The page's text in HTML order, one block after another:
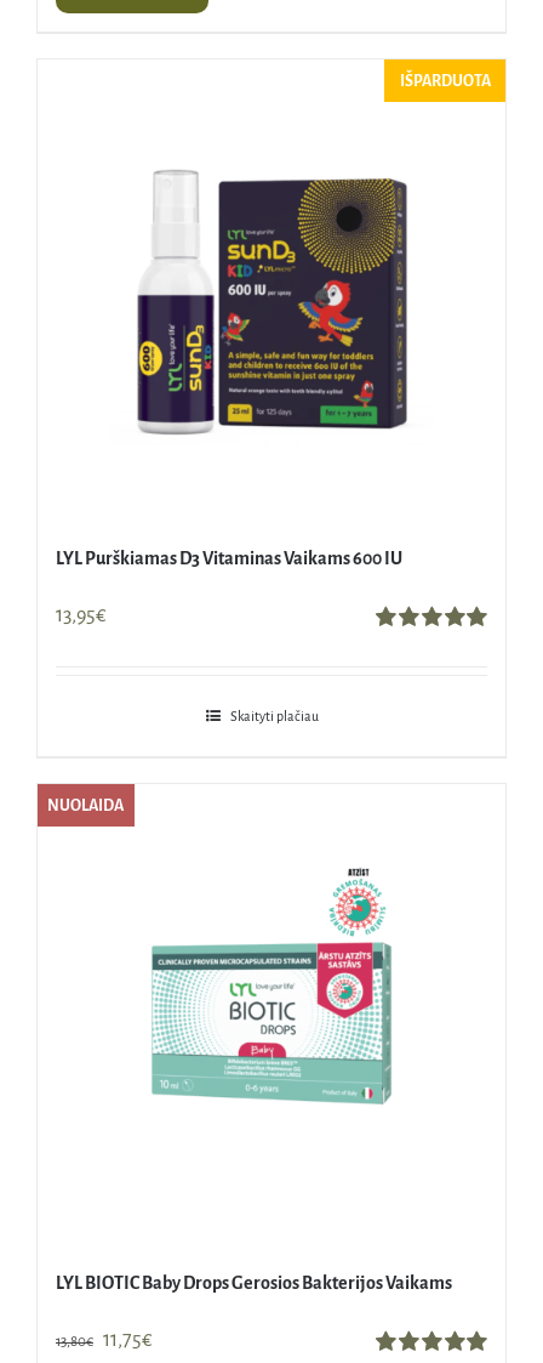
IŠPARDUOTA
LYL Purškiamas D3 Vitaminas Vaikams 600 IU
13,95€
Skaityti plačiau
NUOLAIDA
LYL BIOTIC Baby Drops Gerosios Bakterijos Vaikams
13,80€
Original
11,75€Current